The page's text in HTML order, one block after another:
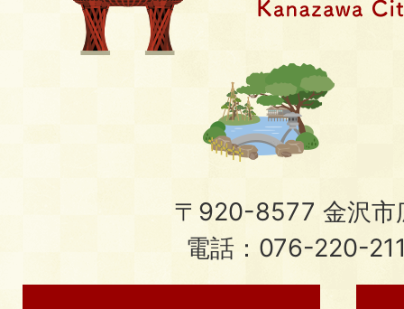
〒920-8577 金沢市
電話：076-220-